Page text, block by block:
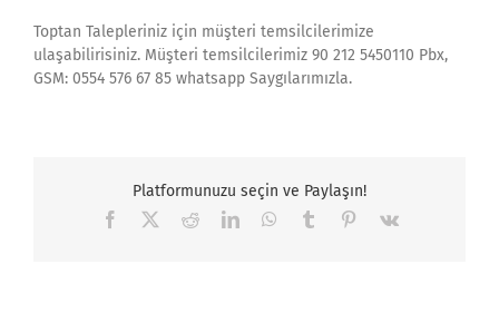
Toptan Talepleriniz için müşteri temsilcilerimize
ulaşabilirisiniz. Müşteri temsilcilerimiz 90 212 5450110 Pbx,
GSM: 0554 576 67 85 whatsapp Saygılarımızla.
Platformunuzu seçin ve Paylaşın!
Facebook RedditLinkedInWhatsApp
Tumblr Pinterest
Vk